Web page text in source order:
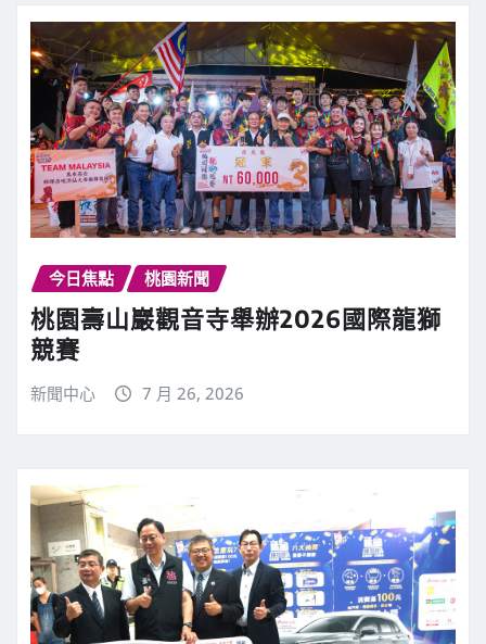
今日焦點 桃園新聞
桃園壽山巖觀音寺舉辦2026國際龍獅
競賽
新聞中心 7 月 26, 2026